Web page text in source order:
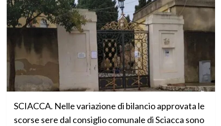
SCIACCA. Nelle variazione di bilancio approvata le
scorse sere dal consiglio comunale di Sciacca sono